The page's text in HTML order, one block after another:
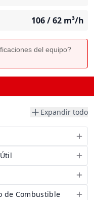
106 / 62 m³/h
del equipo?
Expandir todo
de Combustible